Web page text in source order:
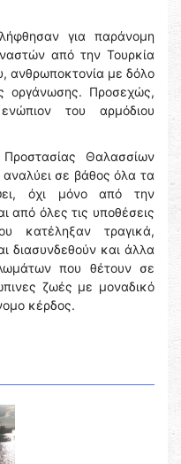
για παράνομη
από την Τουρκία
ανθρωποκτονία με δόλο
οργάνωσης. Προσεχώς,
του αρμόδιου
Θαλασσίων
σε βάθος όλα τα
όχι μόνο από την
από όλες τις υποθέσεις
κατέληξαν τραγικά,
διασυνδεθούν και άλλα
που θέτουν σε
ζωές με μοναδικό
κέρδος.